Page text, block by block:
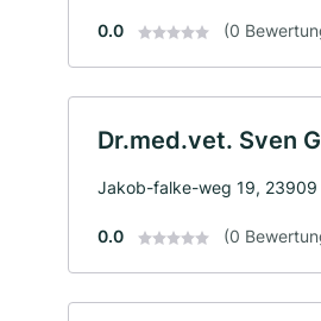
0.0 (0
Dr.med.vet. Sven
Jakob-falke-weg 19, 23909
0.0 (0